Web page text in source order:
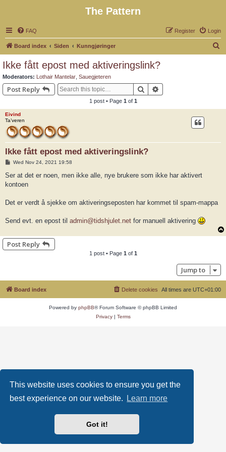
This website uses cookies to ensure you get the
best experience on our website.
Learn more
Got it!
The Pattern
FAQ Login
Register
Board index Siden Kunngjøringer
Ikke fått epost med aktiveringslink?
Moderators: Lothair Mantelar Sauegjeteren
Post Reply Search
1 post • Page 1 of 1
Eivind
Ta’veren
Ikke fått epost med aktiveringslink?
P
s
Wed Nov 24, 2021 19:58
Ser at det er noen, men ikke alle, nye brukere som ikke har aktivert
kontoen
Det er verdt å sjekke om aktiveringseposten har kommet til spam-mappa
Send evt. en epost til admin@tidshjulet.net for manuell aktivering
Post Reply
1 post • Page 1 of 1
Jump to
Board index All times are UTC+01:00
Delete cookies
Powered by phpBB® Forum Software © phpBB Limited
Privacy| Terms